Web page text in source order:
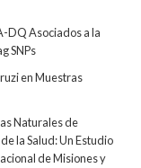
DQ Asociados a la
SNPs
en Muestras
Naturales de
la Salud: Un Estudio
de Misiones y